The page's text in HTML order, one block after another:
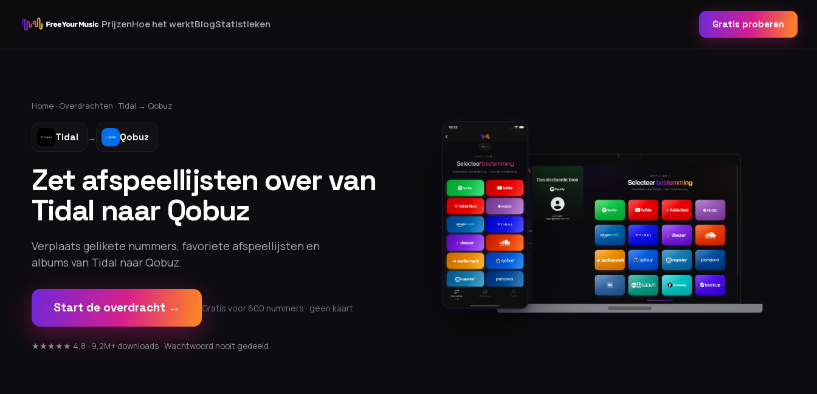
PrijzenHoe het werktBlogStatistieken Gratis proberen
Home · Overdrachten ·Tidal → Qobuz
Tidal → Qobuz
Zet afspeellijsten over van
Tidal naar Qobuz
Verplaats gelikete nummers, favoriete afspeellijsten en
albums van Tidal naar Qobuz.
Start de overdracht → Gratis voor 600 nummers · geen kaart
★★★★★ 4,8 · 9,2M+ downloads · Wachtwoord nooit gedeeld